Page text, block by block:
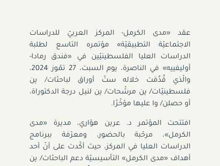
عقد «مدى الكرمل- المركز العربيّ للدراسات
الاجتماعيّة التطبيقيّة» مؤتمره التاسع لطلبة
الدراسات العليا الفلسطينيّين في «فندق رمادا-
أوليفييه» في الناصرة، يوم السبت، 27 تمّوز 2024،
والّذي قُدِّمَت خلاله ستّ أوراق لباحثات/ ين
فلسطينيّات/ ين مرشّحات/ ين لنيل درجة الدكتوراة،
أو حصلن/ وا عليها مؤخّرًا.
افتتحت المؤتمر د. عرين هوّاري، مديرة «مدى
الكرمل»، مرحّبة بالحضور، ومعرّفة ببرنامج
الدراسات العليا في المركز، حيث أكّدت على أنّ أحد
أهداف «مدى الكرمل» التأسيسيّة دعم الباحثات/ ين